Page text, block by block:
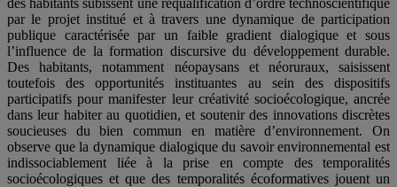
des habitants subissent une requalification d’ordre technoscientifique
par le projet institué et à travers une dynamique de participation
publique caractérisée par un faible gradient dialogique et sous
l’influence de la formation discursive du développement durable.
Des habitants, notamment néopaysans et néoruraux, saisissent
toutefois des opportunités instituantes au sein des dispositifs
participatifs pour manifester leur créativité socioécologique, ancrée
dans leur habiter au quotidien, et soutenir des innovations discrètes
soucieuses du bien commun en matière d’environnement. On
observe que la dynamique dialogique du savoir environnemental est
indissociablement liée à la prise en compte des temporalités
socioécologiques et que des temporalités écoformatives jouent un